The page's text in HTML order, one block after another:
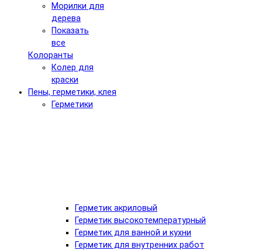
Морилки для
дерева
Показать
все
Колоранты
Колер для
краски
Пены, герметики, клея
Герметики
Герметик акриловый
Герметик высокотемпературный
Герметик для ванной и кухни
Герметик для внутренних работ